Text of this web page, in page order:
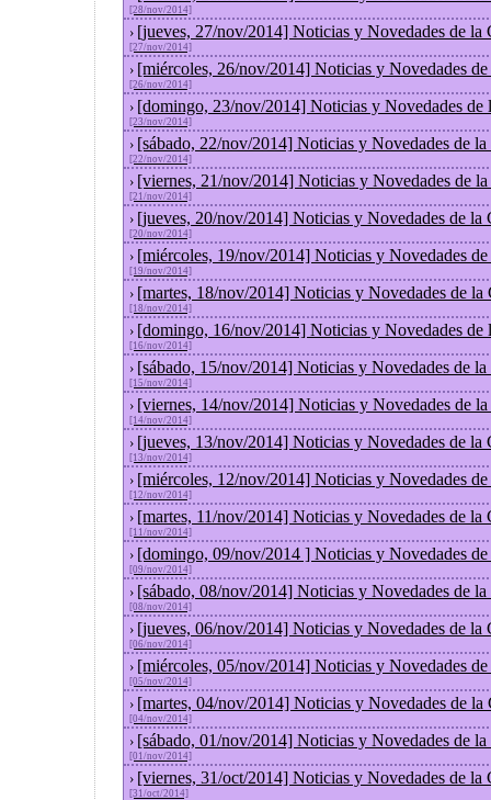
[28/nov/2014]
› [jueves, 27/nov/2014] Noticias y Novedades de la
[27/nov/2014]
› [miércoles, 26/nov/2014] Noticias y Novedades
[26/nov/2014]
› [domingo, 23/nov/2014] Noticias y Novedades de
[23/nov/2014]
› [sábado, 22/nov/2014] Noticias y Novedades de
[22/nov/2014]
› [viernes, 21/nov/2014] Noticias y Novedades de
[21/nov/2014]
› [jueves, 20/nov/2014] Noticias y Novedades de la
[20/nov/2014]
› [miércoles, 19/nov/2014] Noticias y Novedades
[19/nov/2014]
› [martes, 18/nov/2014] Noticias y Novedades de la
[18/nov/2014]
› [domingo, 16/nov/2014] Noticias y Novedades de
[16/nov/2014]
› [sábado, 15/nov/2014] Noticias y Novedades de
[15/nov/2014]
› [viernes, 14/nov/2014] Noticias y Novedades de
[14/nov/2014]
› [jueves, 13/nov/2014] Noticias y Novedades de la
[13/nov/2014]
› [miércoles, 12/nov/2014] Noticias y Novedades
[12/nov/2014]
› [martes, 11/nov/2014] Noticias y Novedades de la
[11/nov/2014]
› [domingo, 09/nov/2014 ] Noticias y Novedades
[09/nov/2014]
› [sábado, 08/nov/2014] Noticias y Novedades de
[08/nov/2014]
› [jueves, 06/nov/2014] Noticias y Novedades de la
[06/nov/2014]
› [miércoles, 05/nov/2014] Noticias y Novedades
[05/nov/2014]
› [martes, 04/nov/2014] Noticias y Novedades de la
[04/nov/2014]
› [sábado, 01/nov/2014] Noticias y Novedades de
[01/nov/2014]
› [viernes, 31/oct/2014] Noticias y Novedades de la
[31/oct/2014]